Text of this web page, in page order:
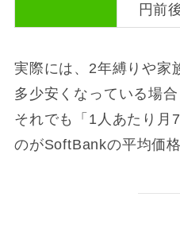
円前
実際には、2年縛りや家
多少安くなっている場合
それでも「1人あたり月
のがSoftBankの平均価格